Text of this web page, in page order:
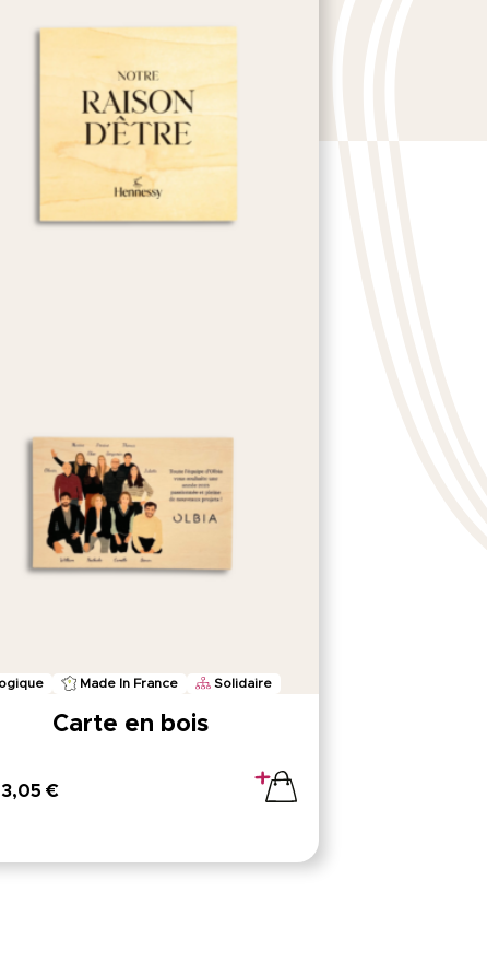
Made In France Solidaire
Carte en bois
3,05 €